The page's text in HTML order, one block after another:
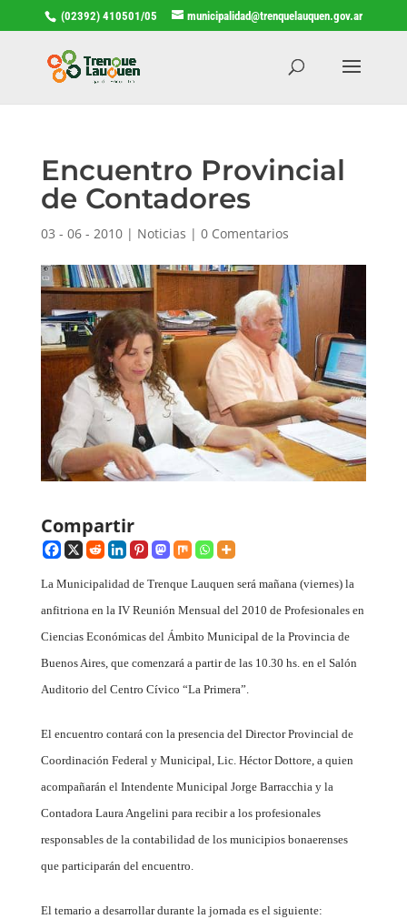
(02392) 410501/05 municipalidad@trenquelauquen.gov.ar
Encuentro Provincial
de Contadores
03 - 06 - 2010| Noticias | 0 Comentarios
Compartir
La Municipalidadde Trenque Lauquen será mañana (viernes) la
anfitriona en la IV Reunión Mensual del 2010 de Profesionales en
Ciencias Económicas del Ámbito Municipal de la Provincia de
Buenos Aires, que comenzará a partir de las 10.30 hs. en el Salón
Auditorio del Centro Cívico “La Primera”.
El encuentro contará con la presencia del Director Provincial de
Coordinación Federal y Municipal, Lic. Héctor Dottore, a quien
acompañarán el Intendente Municipal Jorge Barracchia y la
Contadora Laura Angelini para recibir a los profesionales
responsables de la contabilidad de los municipios bonaerenses
que participarán del encuentro.
El temario a desarrollar durante la jornada es el siguiente: